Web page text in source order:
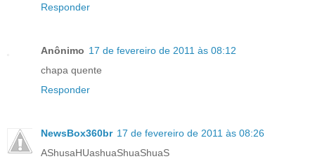
Responder
Anônimo 17 de fevereiro de 2011 às 08:12
chapa quente
Responder
NewsBox360br 17 de fevereiro de 2011 às 08:26
AShusaHUashuaShuaShuaS